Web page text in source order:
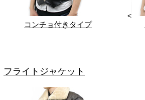
コンチョ付きタイプ
<
フライトジャケット